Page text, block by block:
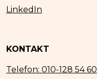
LinkedIn
KONTAKT
Telefon: 010-128 54 60